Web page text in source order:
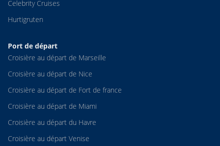
Celebrity Cruises
Hurtigruten
Port de départ
Croisière au départ de Marseille
Croisière au départ de Nice
Croisière au départ de Fort de france
Croisière au départ de Miami
Croisière au départ du Havre
Croisière au départ Venise